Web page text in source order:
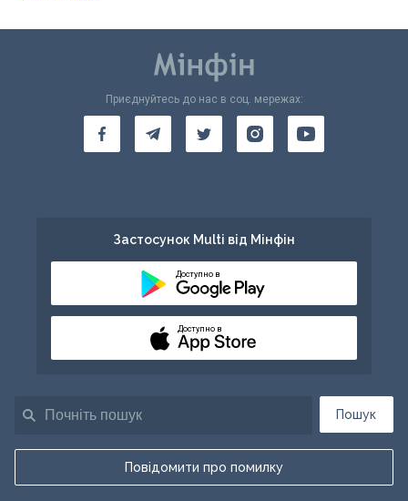
Пошук
Повідомити про помилку
Приєднуйтесь до нас в соц. мережах:
Застосунок Multi від Мінфін
Доступно в
Доступно в